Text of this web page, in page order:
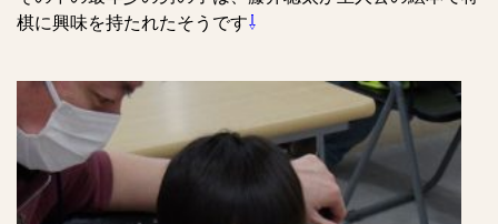
棋に興味を持たれたそうです⇩